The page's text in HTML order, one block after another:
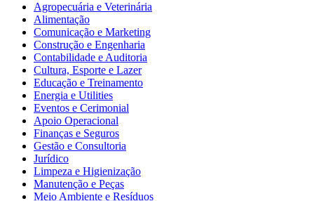
Agropecuária e Veterinária
Alimentação
Comunicação e Marketing
Construção e Engenharia
Contabilidade e Auditoria
Cultura, Esporte e Lazer
Educação e Treinamento
Energia e Utilities
Eventos e Cerimonial
Apoio Operacional
Finanças e Seguros
Gestão e Consultoria
Jurídico
Limpeza e Higienização
Manutenção e Peças
Meio Ambiente e Resíduos